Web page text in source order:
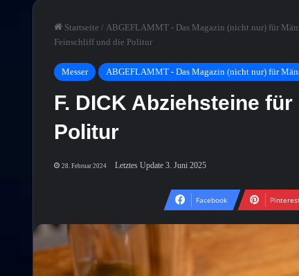
Startseite / ABGEFLAMMT - Das Magazin (nicht nur) für
Feinschliff und die Politur
Messer ABGEFLAMMT - Das Magazin (nicht nur) für
F. DICK Abziehsteine
Politur
28. Februar 2024 Letztes Update 3. Juni 2025
Facebook